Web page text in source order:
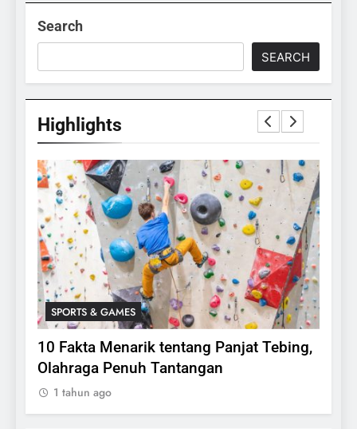
Search
SEARCH
Highlights
SPORTS & GAMES
10 Fakta Menarik tentang Panjat Tebing,
Olahraga Penuh Tantangan
1 tahun ago